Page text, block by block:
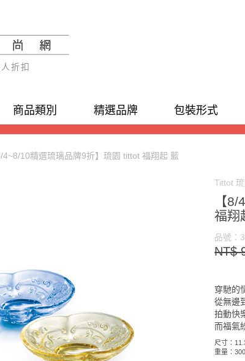
折扣
商品類別 精選品牌 包裝形式
4~8/10精選琉璃品牌9折】琉園 tittot 福翔起 藍
Tittot 琉
【
福翔
品號：
NT$
穿馳的
從無邊
拍動快
而福氣
尺寸：
重量：